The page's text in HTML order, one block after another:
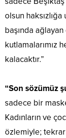
olsun haksızlığa
başında
kutlamalarımız
kalacaktır.”
“Son sözümüz
sadece bir
Kadınların ve
özlemiyle; tekrar